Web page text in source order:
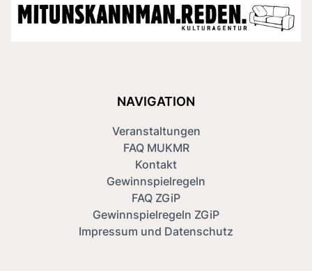
NAVIGATION
Veranstaltungen
FAQ MUKMR
Kontakt
Gewinnspielregeln
FAQ ZGiP
Gewinnspielregeln ZGiP
Impressum und Datenschutz